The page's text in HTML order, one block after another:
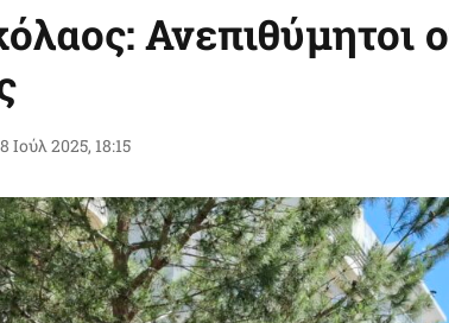
Ανεπιθύμητοι
8 Ιούλ 2025, 18:15